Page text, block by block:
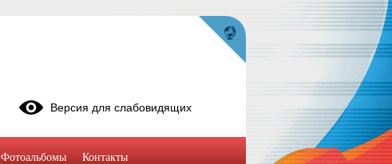
Версия для слабовидящих
Фотоальбомы Контакты